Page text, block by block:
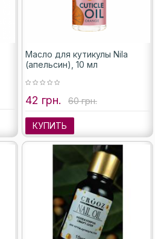
Масло для кутикулы Nila
(апельсин), 10 мл
42 грн. 60 грн.
КУПИТЬ